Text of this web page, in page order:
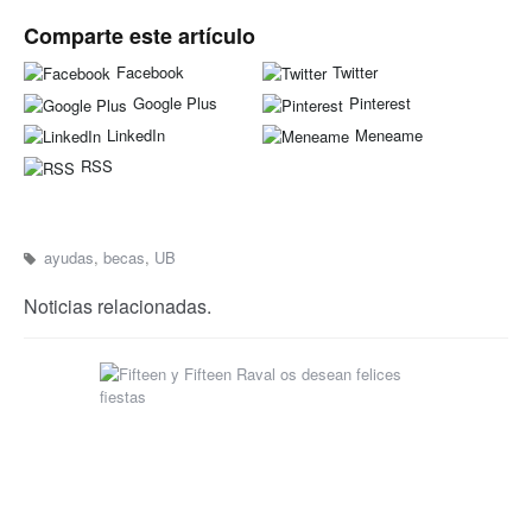
Comparte este artículo
Facebook
Twitter
Google Plus
Pinterest
LinkedIn
Meneame
RSS
ayudas, becas, UB
Noticias relacionadas.